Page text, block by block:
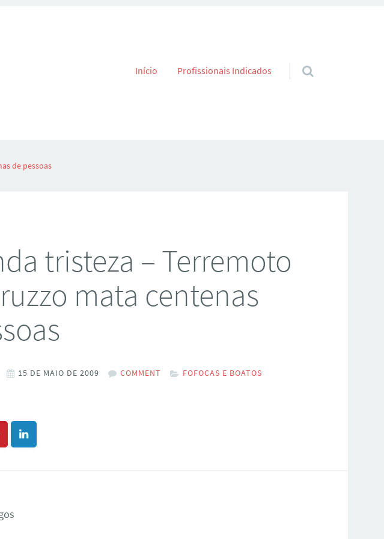
Skip to content
Início Profissionais Indicados
de pessoas
tristeza – Terremoto
mata centenas
15 DE MAIO DE 2009 COMMENT FOFOCAS E BOATOS